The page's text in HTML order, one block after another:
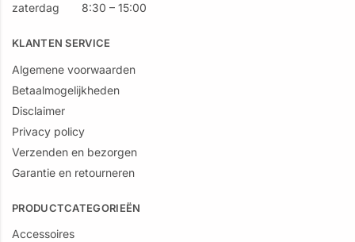
zaterdag 8:30 – 15:00
KLANTEN SERVICE
Algemene voorwaarden
Betaalmogelijkheden
Disclaimer
Privacy policy
Verzenden en bezorgen
Garantie en retourneren
PRODUCTCATEGORIEËN
Accessoires